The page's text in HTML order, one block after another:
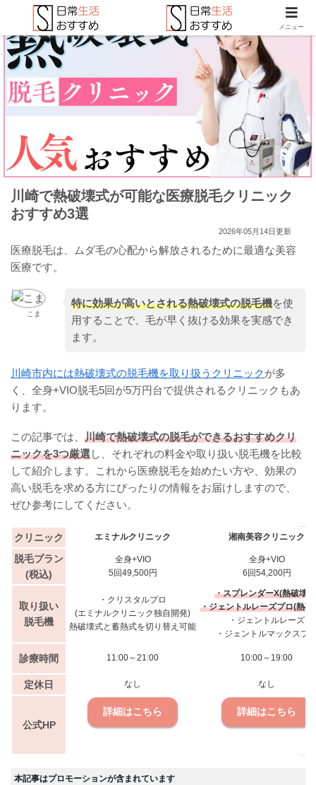
川崎で熱破壊式が可能な医療脱毛クリニック
おすすめ3選
2026年05月14日更新
医療脱毛は、ムダ毛の心配から解放されるために最適な美容
医療です。
こま
特に効果が高いとされる熱破壊式の脱毛機を使
用することで、毛が早く抜ける効果を実感でき
ます。
川崎市内には熱破壊式の脱毛機を取り扱うクリニックが多
く、全身+VIO脱毛5回が5万円台で提供されるクリニックもあ
ります。
この記事では、 川崎で熱破壊式の脱毛ができるおすすめクリ
ニックを3つ厳選し、それぞれの料金や取り扱い脱毛機を比較
して紹介します。これから医療脱毛を始めたい方や、効果の
高い脱毛を求める方にぴったりの情報をお届けしますので、
ぜひ参考にしてください。
クリニック エミナルクリニック 湘南美容クリニック
脱毛プラン
(税込)
全身+VIO
5回49,500円
全身+VIO
6回54,200円
取り扱い
脱毛機
・クリスタルプロ
(エミナルクリニック独自開発)
熱破壊式と蓄熱式を切り替え可能
・スプレンダーX(熱破壊
・ジェントルレーズプロ(熱破
・ジェントルレーズ
・ジェントルマックスプ
診療時間 11:00～21:00 10:00～19:00
定休日 なし なし
公式HP
詳細はこちら 詳細はこちら
本記事はプロモーションが含まれています
メニュー